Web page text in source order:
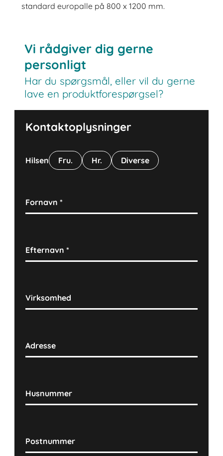
standard europalle på 800 x 1200 mm.
Vi rådgiver dig gerne
personligt
Har du spørgsmål, eller vil du gerne
lave en produktforespørgsel?
Kontaktoplysninger
Hilsen Fru. Hr. Diverse
Fornavn*
Efternavn*
Virksomhed
Adresse
Husnummer
Postnummer